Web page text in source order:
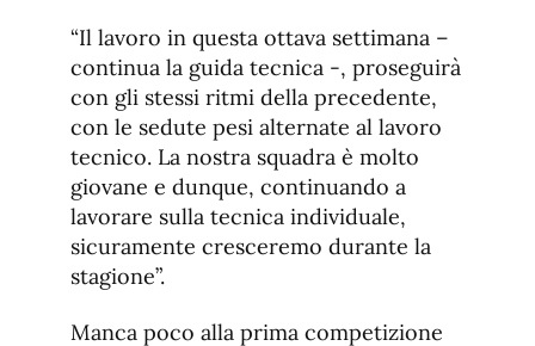
“Il lavoro in questa ottava settimana –
continua la guida tecnica -, proseguirà
con gli stessi ritmi della precedente,
con le sedute pesi alternate al lavoro
tecnico. La nostra squadra è molto
giovane e dunque, continuando a
lavorare sulla tecnica individuale,
sicuramente cresceremo durante la
stagione”.
Manca poco alla prima competizione